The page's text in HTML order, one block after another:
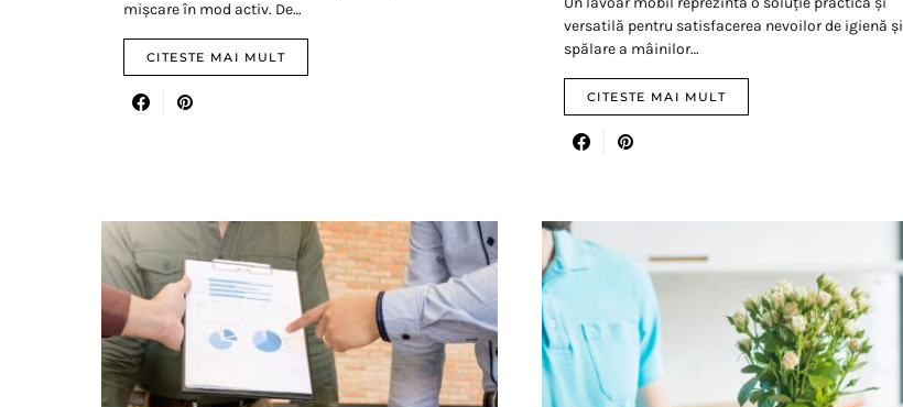
mișcare în mod activ. De…
CITESTE MAI MULT
versatilă pentru satisfacerea nevoilor de igienă și
spălare a mâinilor…
CITESTE MAI MULT